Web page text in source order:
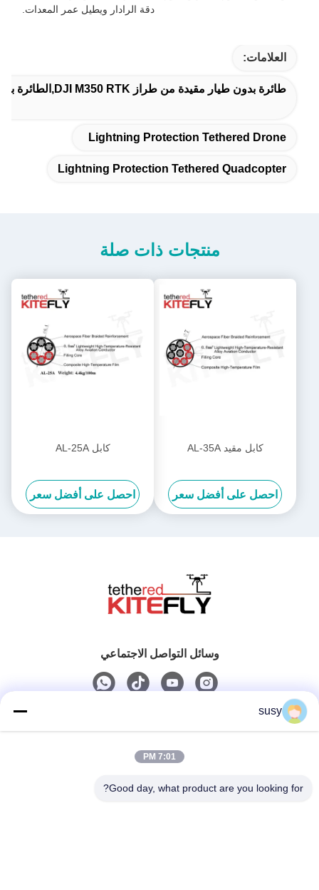
دقة الرادار ويطيل عمر المعدات.
العلامات:
طائرة بدون طيار مقيدة من طراز DJI M350 RTK,الطائرة بدون طيار محمية من البرق,الطائرة الرباعية المرتبطة بحماية البرق
Lightning Protection Tethered Drone
Lightning Protection Tethered Quadcopter
منتجات ذات صلة
كابل مقيد AL-35A
احصل على أفضل سعر
كابل AL-25A
احصل على أفضل سعر
وسائل التواصل الاجتماعي
0086-19952400441
susy
7:01 PM
Good day, what product are you looking for?